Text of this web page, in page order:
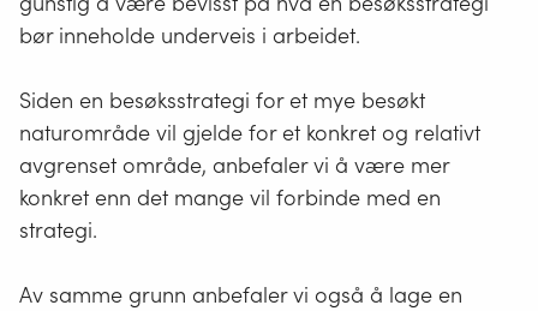
valg ved forvaltning og tilrettelegging av
bør inneholde underveis i arbeidet.
Siden en besøksstrategi for et mye besøkt
naturområde vil gjelde for et konkret og relativt
avgrenset område, anbefaler vi å være mer
konkret enn det mange vil forbinde med en
strategi.
Av samme grunn anbefaler vi også å lage en